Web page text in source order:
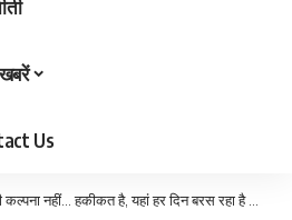
Us
नहीं… हकीकत है, यहां हर दिन बरस रहा है सोना; लाखों में है कीमत…